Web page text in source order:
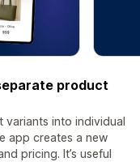
product
into individual
app creates a new
pricing. It’s useful